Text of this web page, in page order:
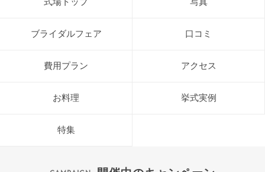
ブライダルフェア 口コミ
費用プラン アクセス
お料理 挙式実例
特集